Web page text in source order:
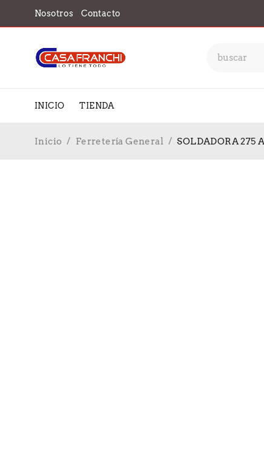
Nosotros Contacto
INICIO TIENDA
Inicio / Ferretería General / SOLDADORA 275